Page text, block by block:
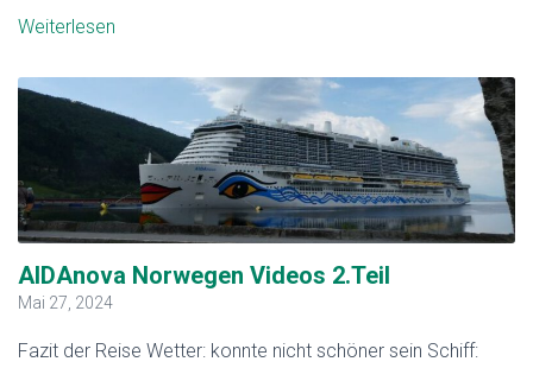
Weiterlesen
AIDAnova Norwegen Videos 2.Teil
Mai 27, 2024
Fazit der Reise Wetter: konnte nicht schöner sein Schiff: